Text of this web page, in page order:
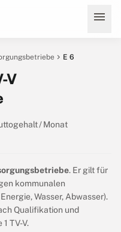
menu
chevron_right E 6
V
/ Monat
. Er gilt für
kommunalen
Wasser, Abwasser).
Qualifikation und
TV-V.